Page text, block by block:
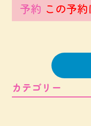
予約 この予
カテゴリー